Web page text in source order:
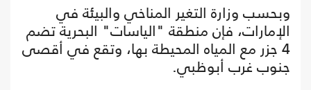
وبحسب وزارة التغير المناخي والبيئة في
الإمارات، فإن منطقة "الياسات" البحرية تضم
4 جزر مع المياه المحيطة بها، وتقع في أقصى
جنوب غرب أبوظبي.